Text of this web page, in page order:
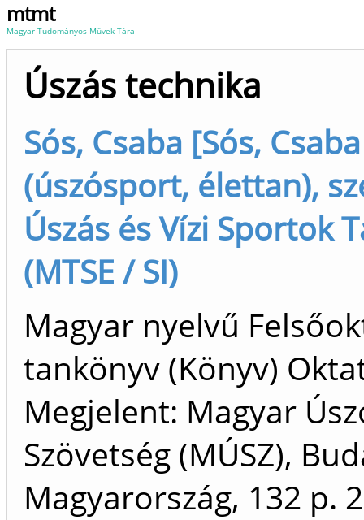
mtmt
Magyar Tudományos Művek Tára
Úszás technika
Sós, Csaba [Sós, Csaba
(úszósport, élettan),
Úszás és Vízi Sportok
(MTSE / SI)
Magyar nyelvű
tankönyv (Könyv)
Megjelent: Magyar
Szövetség (MÚSZ),
Magyarország, 132 p.